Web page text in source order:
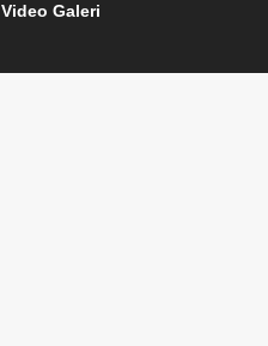
Video Galeri